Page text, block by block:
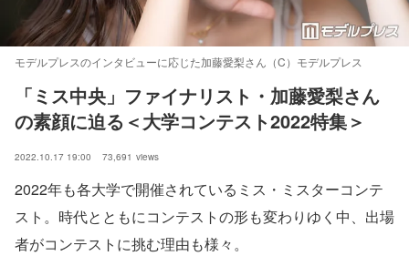
モデルプレスのインタビューに応じた加藤愛梨さん（C）モデルプレス
「ミス中央」ファイナリスト・加藤愛梨さん
の素顔に迫る＜大学コンテスト2022特集＞
2022.10.17 19:00 73,691 views
2022年も各大学で開催されているミス・ミスターコンテ
スト。時代とともにコンテストの形も変わりゆく中、出場
者がコンテストに挑む理由も様々。